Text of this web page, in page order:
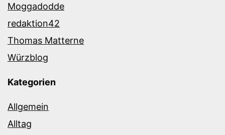
Moggadodde
redaktion42
Thomas Matterne
Würzblog
Kategorien
Allgemein
Alltag